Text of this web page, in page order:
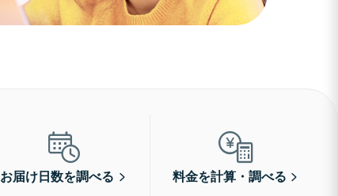
お届け日数を調べる 料金を計算・調べる